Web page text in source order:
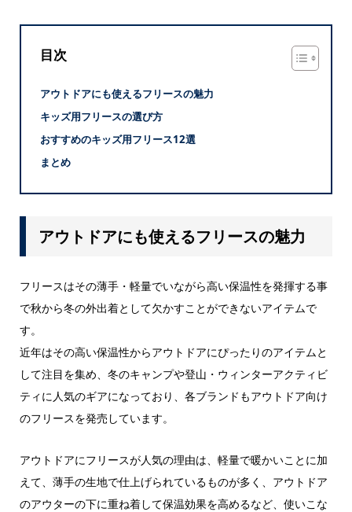
目次
アウトドアにも使えるフリースの魅力
キッズ用フリースの選び方
おすすめのキッズ用フリース12選
まとめ
アウトドアにも使えるフリースの魅力
フリースはその薄手・軽量でいながら高い保温性を発揮する事
で秋から冬の外出着として欠かすことができないアイテムで
す。
近年はその高い保温性からアウトドアにぴったりのアイテムと
して注目を集め、冬のキャンプや登山・ウィンターアクティビ
ティに人気のギアになっており、各ブランドもアウトドア向け
のフリースを発売しています。
アウトドアにフリースが人気の理由は、軽量で暖かいことに加
えて、薄手の生地で仕上げられているものが多く、アウトドア
のアウターの下に重ね着して保温効果を高めるなど、使いこな